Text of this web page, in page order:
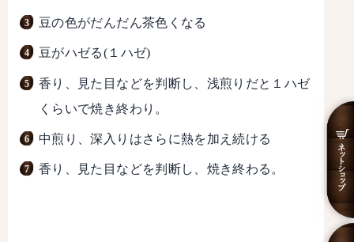
豆の色がだんだん茶色くなる
豆がハゼる(１ハゼ)
香り、見た目などを判断し、浅煎りだと１ハゼ
くらいで焼き終わり。
中煎り、深入りはさらに熱を加え続ける
香り、見た目などを判断し、焼き終わる。